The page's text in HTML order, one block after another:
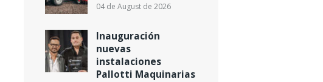
04 de August de 2026
Inauguración
nuevas
instalaciones
Pallotti Maquinarias